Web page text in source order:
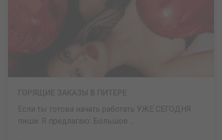
Если ты готова начать работать УЖЕ СЕГОДНЯ
пиши. Я предлагаю: Большое ...